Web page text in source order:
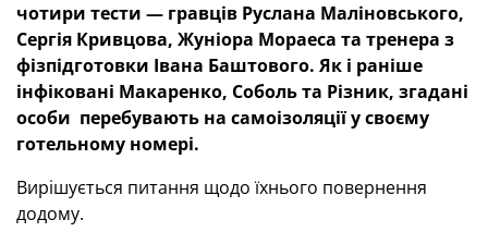
чотири тести — гравців Руслана Маліновського,
Сергія Кривцова, Жуніора Мораеса та тренера з
фізпідготовки Івана Баштового. Як і раніше
інфіковані Макаренко, Соболь та Різник, згадані
особи перебувають на самоізоляції у своєму
готельному номері.
Вирішується питання щодо їхнього повернення
додому.